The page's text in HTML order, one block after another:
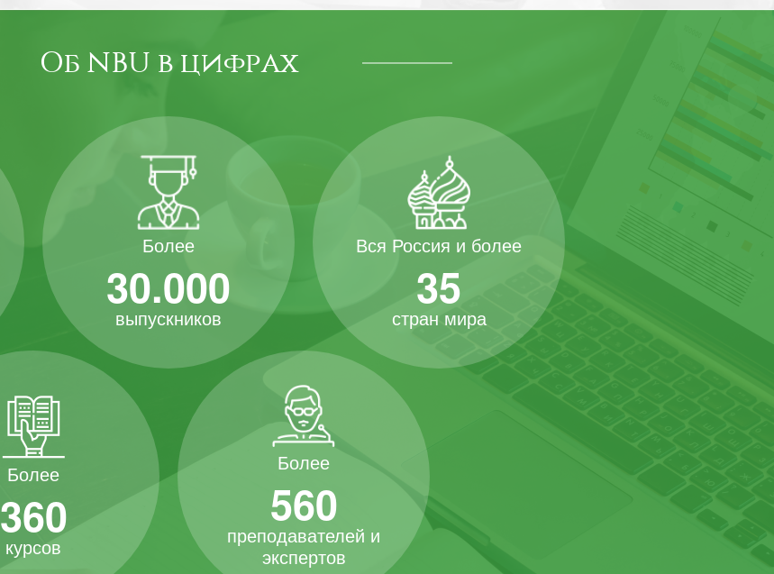
Об NBU в цифрах
Более
30.000
выпускников
Вся Россия и более
35
стран мира
Более
360
курсов
Более
560
преподавателей и
экспертов